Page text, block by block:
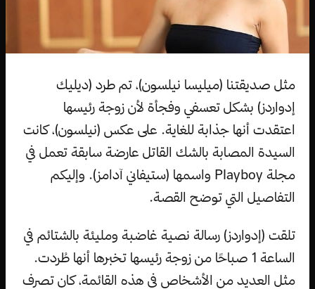
مثل صديقتنا (ميليسا نيلسون)، تم طرد (ديليك
إدواردز) بشكل تعسفي وفجأة لأن زوجة رئيسها
اعتقدت أنها جذابة للغاية. على عكس (نيلسون)، كانت
السيدة المصابة بالشك القاتل عارضة سابقة تعمل في
مجلة Playboy واسمها (ستيفاني آدامز). وإليكم
التفاصيل التي توضح القصة.
تلقت (إدواردز) رسالة نصية غاضبة ومليئة بالشتائم في
الساعة 1 صباحًا من زوجة رئيسها تخبرها أنها طُردت.
مثل العديد من الأشخاص في هذه القائمة، كان تصرف